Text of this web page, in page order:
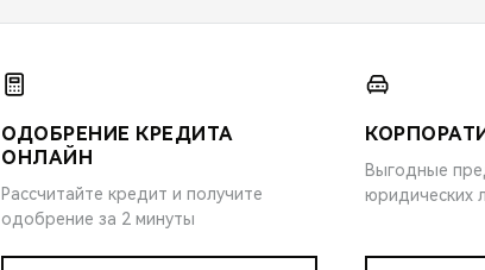
ОДОБРЕНИЕ КРЕДИТА
ОНЛАЙН
Рассчитайте кредит и получите
одобрение за 2 минуты
Выгодные
юридических